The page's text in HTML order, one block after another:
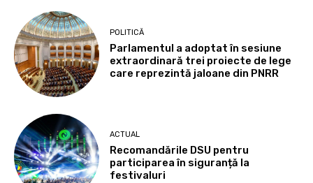
POLITICĂ
Parlamentul a adoptat în sesiune
extraordinară trei proiecte de lege
care reprezintă jaloane din PNRR
ACTUAL
Recomandările DSU pentru
participarea în siguranță la
festivaluri